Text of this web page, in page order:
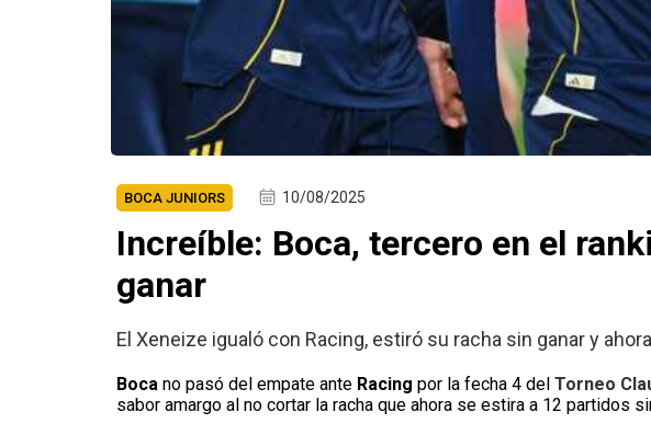
BOCA JUNIORS 10/08/2025
Increíble: Boca, tercero en el
ganar
El Xeneize igualó con Racing, estiró su racha sin ganar y
Boca no pasó del empate ante Racing por la fecha 4 del Torneo
sabor amargo al no cortar la racha que ahora se estira a 12 partidos